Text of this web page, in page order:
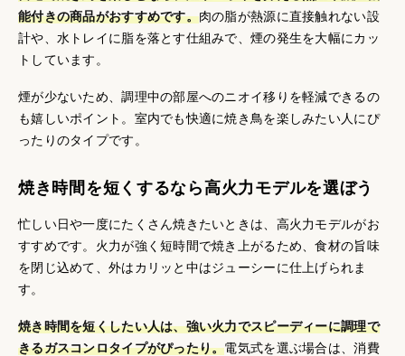
能付きの商品がおすすめです。肉の脂が熱源に直接触れない設
計や、水トレイに脂を落とす仕組みで、煙の発生を大幅にカッ
トしています。
煙が少ないため、調理中の部屋へのニオイ移りを軽減できるの
も嬉しいポイント。室内でも快適に焼き鳥を楽しみたい人にぴ
ったりのタイプです。
焼き時間を短くするなら高火力モデルを選ぼう
忙しい日や一度にたくさん焼きたいときは、高火力モデルがお
すすめです。火力が強く短時間で焼き上がるため、食材の旨味
を閉じ込めて、外はカリッと中はジューシーに仕上げられま
す。
焼き時間を短くしたい人は、強い火力でスピーディーに調理で
きるガスコンロタイプがぴったり。電気式を選ぶ場合は、消費